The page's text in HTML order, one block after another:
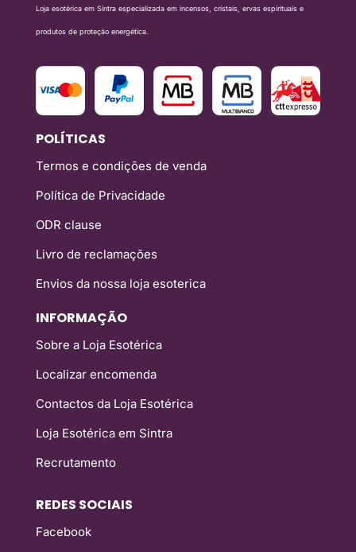
Loja esotérica em Sintra especializada em incensos, cristais, ervas espirituais e
produtos de proteção energética.
POLÍTICAS
Termos e condições de venda
Política de Privacidade
ODR clause
Livro de reclamações
Envios da nossa loja esoterica
INFORMAÇÃO
Sobre a Loja Esotérica
Localizar encomenda
Contactos da Loja Esotérica
Loja Esotérica em Sintra
Recrutamento
REDES SOCIAIS
Facebook